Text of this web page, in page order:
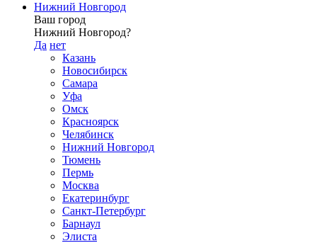
Нижний Новгород
Ваш город
Нижний Новгород?
Да нет
Казань
Новосибирск
Самара
Уфа
Омск
Красноярск
Челябинск
Нижний Новгород
Тюмень
Пермь
Москва
Екатеринбург
Санкт-Петербург
Барнаул
Элиста